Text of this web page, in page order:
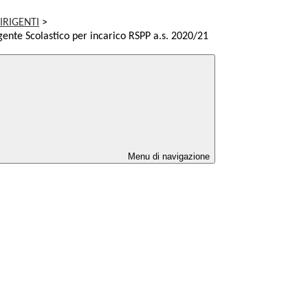
>
Scolastico per incarico RSPP a.s. 2020/21
Menu di navigazione